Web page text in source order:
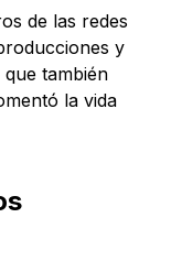
de las redes
y
también
la vida